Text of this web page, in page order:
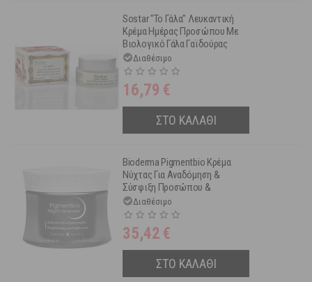
Sostar "Το Γάλα" Λευκαντική
Κρέμα Ημέρας Προσώπου Με
Βιολογικό Γάλα Γαϊδούρας
Spf15 50ml
Διαθέσιμο
16,79 €
ΣΤΟ ΚΑΛΑΘΙ
Bioderma Pigmentbio Κρέμα
Νύχτας Για Αναδόμηση &
Σύσφιξη Προσώπου &
Μείωση Των Καφέ Κηλίδων
50ml
Διαθέσιμο
35,42 €
ΣΤΟ ΚΑΛΑΘΙ